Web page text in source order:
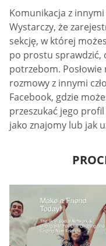
Komunikacja z
Wystarczy, że
sekcję, w której
po prostu sprawdzić,
potrzebom.
rozmowy z innymi
Facebook, gdzie
przeszukać jego
jako znajomy lub jak